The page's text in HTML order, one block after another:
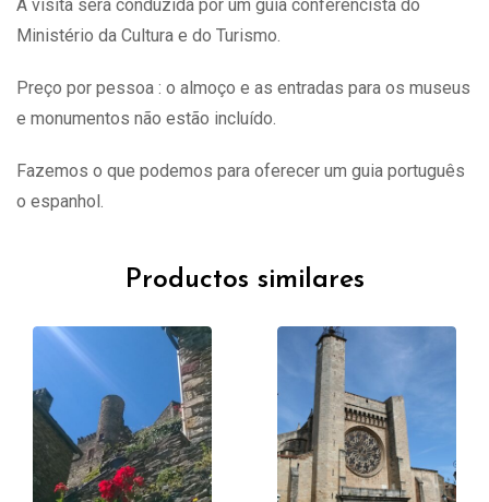
A visita será conduzida por um guia conferencista do
Ministério da Cultura e do Turismo.
Preço por pessoa : o almoço e as entradas para os museus
e monumentos não estão incluído.
Fazemos o que podemos para oferecer um guia português
o espanhol.
Productos similares